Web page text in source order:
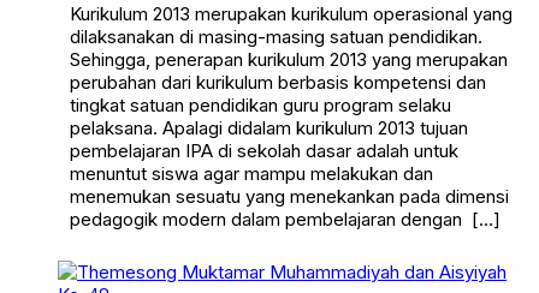
Kurikulum 2013 merupakan kurikulum operasional yang
dilaksanakan di masing-masing satuan pendidikan.
Sehingga, penerapan kurikulum 2013 yang merupakan
perubahan dari kurikulum berbasis kompetensi dan
tingkat satuan pendidikan guru program selaku
pelaksana. Apalagi didalam kurikulum 2013 tujuan
pembelajaran IPA di sekolah dasar adalah untuk
menuntut siswa agar mampu melakukan dan
menemukan sesuatu yang menekankan pada dimensi
pedagogik modern dalam pembelajaran dengan […]